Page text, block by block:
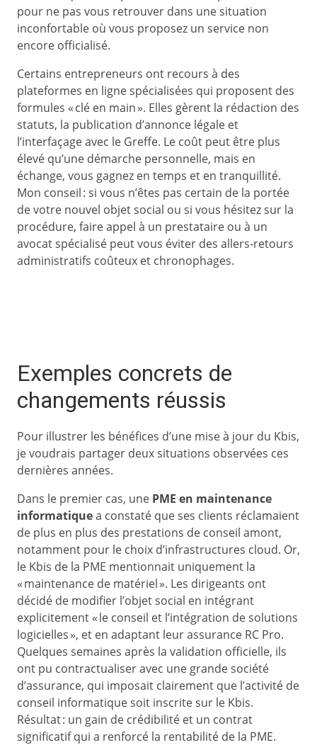
pour ne pas vous retrouver dans une situation
inconfortable où vous proposez un service non
encore officialisé.
Certains entrepreneurs ont recours à des
plateformes en ligne spécialisées qui proposent des
formules « clé en main ». Elles gèrent la rédaction des
statuts, la publication d’annonce légale et
l’interfaçage avec le Greffe. Le coût peut être plus
élevé qu’une démarche personnelle, mais en
échange, vous gagnez en temps et en tranquillité.
Mon conseil : si vous n’êtes pas certain de la portée
de votre nouvel objet social ou si vous hésitez sur la
procédure, faire appel à un prestataire ou à un
avocat spécialisé peut vous éviter des allers-retours
administratifs coûteux et chronophages.
Exemples concrets de
changements réussis
Pour illustrer les bénéfices d’une mise à jour du Kbis,
je voudrais partager deux situations observées ces
dernières années.
Dans le premier cas, une PME en maintenance
informatiquea constaté que ses clients réclamaient
de plus en plus des prestations de conseil amont,
notamment pour le choix d’infrastructures cloud. Or,
le Kbis de la PME mentionnait uniquement la
« maintenance de matériel ». Les dirigeants ont
décidé de modifier l’objet social en intégrant
explicitement « le conseil et l’intégration de solutions
logicielles », et en adaptant leur assurance RC Pro.
Quelques semaines après la validation officielle, ils
ont pu contractualiser avec une grande société
d’assurance, qui imposait clairement que l’activité de
conseil informatique soit inscrite sur le Kbis.
Résultat : un gain de crédibilité et un contrat
significatif qui a renforcé la rentabilité de la PME.